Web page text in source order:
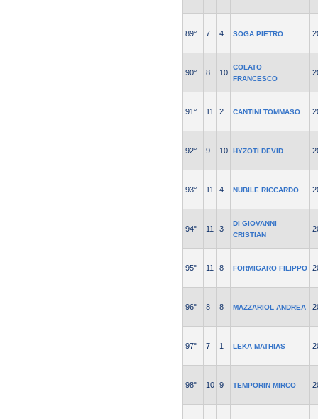
89° 7 4 SOGA PIETRO
90° 8 10
COLATO
FRANCESCO
91° 11 2 CANTINI TOMMASO
92° 9 10 HYZOTI DEVID
93° 11 4 NUBILE RICCARDO
94° 11 3
DI GIOVANNI
CRISTIAN
95° 11 8 FORMIGARO FILIPPO
96° 8 8 MAZZARIOL ANDREA
97° 7 1 LEKA MATHIAS
98° 10 9 TEMPORIN MIRCO